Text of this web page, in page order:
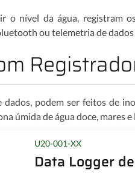
o nível da água, registram
ou telemetria de
podem ser feitos de
úmida de água doce, mares e
U20-001-XX
Data Logger